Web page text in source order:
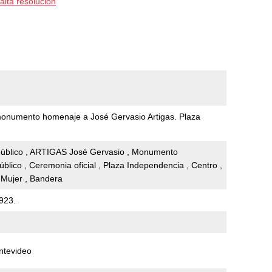
homenaje a José Gervasio Artigas. Plaza
, ARTIGAS José Gervasio , Monumento
, Ceremonia oficial , Plaza Independencia , Centro ,
, Bandera